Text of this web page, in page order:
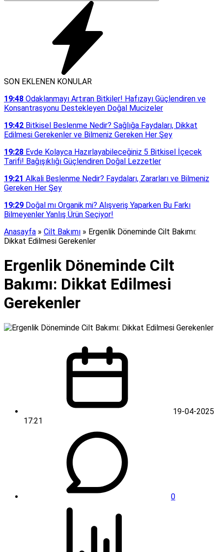
SON EKLENEN KONULAR
19:48 Odaklanmayı Artıran Bitkiler! Hafızayı Güçlendiren ve
Konsantrasyonu Destekleyen Doğal Mucizeler
19:42 Bitkisel Beslenme Nedir? Sağlığa Faydaları, Dikkat
Edilmesi Gerekenler ve Bilmeniz Gereken Her Şey
19:28 Evde Kolayca Hazırlayabileceğiniz 5 Bitkisel İçecek
Tarifi! Bağışıklığı Güçlendiren Doğal Lezzetler
19:21 Alkali Beslenme Nedir? Faydaları, Zararları ve Bilmeniz
Gereken Her Şey
19:29 Doğal mı Organik mi? Alışveriş Yaparken Bu Farkı
Bilmeyenler Yanlış Ürün Seçiyor!
Anasayfa » Cilt Bakımı » Ergenlik Döneminde Cilt Bakımı:
Dikkat Edilmesi Gerekenler
Ergenlik Döneminde Cilt
Bakımı: Dikkat Edilmesi
Gerekenler
19-04-2025
17:21
0